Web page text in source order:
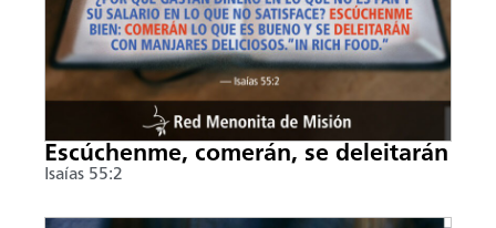
Escúchenme, comerán, se deleitarán
Isaías 55:2